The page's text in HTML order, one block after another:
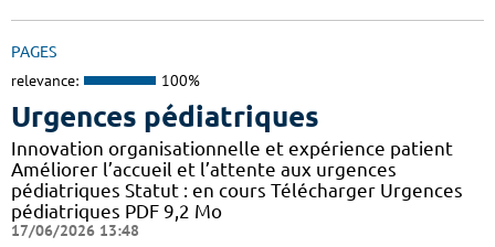
PAGES
relevance: 100%
Urgences pédiatriques
Innovation organisationnelle et expérience patient
Améliorer l’accueil et l’attente aux urgences
pédiatriques Statut : en cours Télécharger Urgences
pédiatriques PDF 9,2 Mo
17/06/2026 13:48